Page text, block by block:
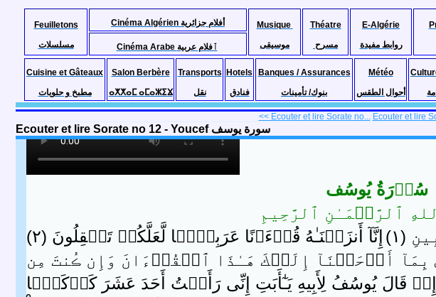
Feuilletons
مسلسلات
Cinéma Algérien أفلام جزائرية
Musique
موسيقى
Théatre
مسرح
E-Algérie
روابط مفيدة
Cinéma Arabe ٱفلام عربية
Cuisine et Gâteaux
مطبخ و حلويات
Salon Berbère
ⴰⵅⵅⴰⵎ ⴰⵎⴰⵣⵉⴴ
Transports
نقل
Hotels
فنادق
Banques / Assurances
بنوك/ تأمينات
Météo
أحوال الطقس
<< Ecouter et lire Sorate no... Ecouter et lire
Ecouter et lire Sorate no 12 - Youcef سورة يوسف
سُوۡرَةُ یُوسُف
ٱلرَّحۡمَـٰنِ ٱلرَّحِيمِ
١ )
إِنَّآ أَنزَلۡنَـٰهُ قُرۡءَٲنًا عَرَبِيًّ۬ا لَّعَلَّكُمۡ تَعۡقِلُونَ ( ٢ )
أَوۡحَيۡنَآ إِلَيۡكَ هَـٰذَا ٱلۡقُرۡءَانَ وَإِن ڪُنتَ مِن
إِذۡ قَالَ يُوسُفُ لِأَبِيهِ يَـٰٓأَبَتِ إِنِّى رَأَيۡتُ أَحَدَ عَشَرَ كَوۡكَبً۬ا